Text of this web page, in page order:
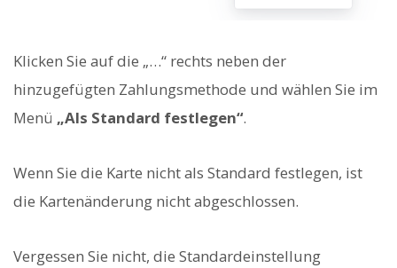
Klicken Sie auf die „…“ rechts neben der
hinzugefügten Zahlungsmethode und wählen Sie im
Menü „Als Standard festlegen“.
Wenn Sie die Karte nicht als Standard festlegen, ist
die Kartenänderung nicht abgeschlossen.
Vergessen Sie nicht, die Standardeinstellung